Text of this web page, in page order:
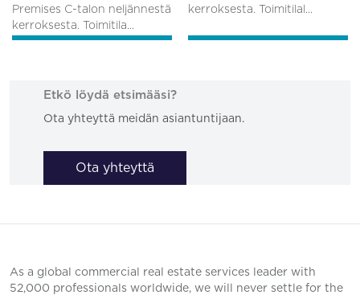
Premises C-talon neljännestä
kerroksesta. Toimitila...
kerroksesta. Toimitilal...
Etkö löydä etsimääsi?
Ota yhteyttä meidän asiantuntijaan.
Ota yhteyttä
As a global commercial real estate services leader with
52,000 professionals worldwide, we will never settle for the